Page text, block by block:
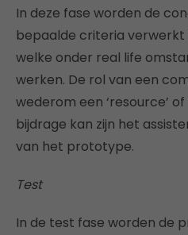
In deze fase worden de
bepaalde criteria
welke onder real life
werken. De rol van een
wederom een ‘resource’
bijdrage kan zijn het
van het prototype.
Test
In de test fase worden de